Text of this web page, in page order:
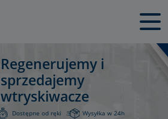
Regenerujemy i
sprzedajemy
wtryskiwacze
Dostępne od ręki Wysyłka w 24h